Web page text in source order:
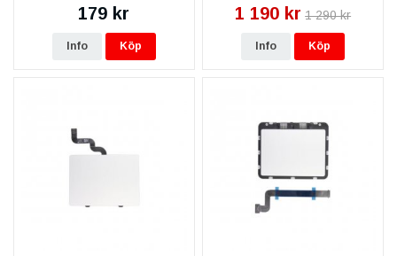
179 kr
Info Köp
1 190 kr 1 290 kr
Info Köp